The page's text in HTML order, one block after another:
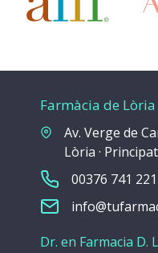
Farmàcia de Lòria
Av. Verge de
Lòria ·
00376 741 221
Dr. en Farmacia D.